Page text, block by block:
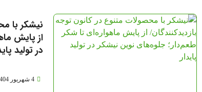
نیشکر با
از پایش
در تولید
4 شهریور 1404